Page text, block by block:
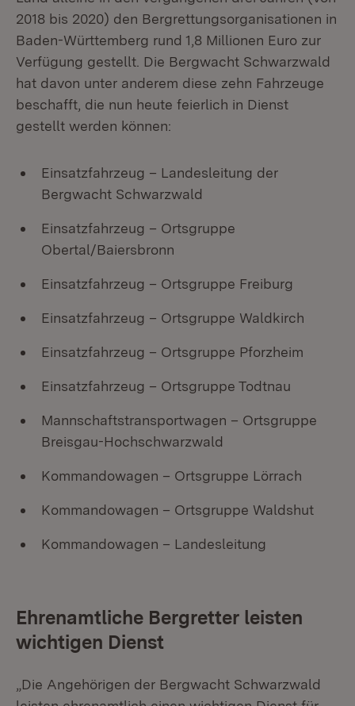
2018 bis 2020) den Bergrettungsorganisationen in
Baden-Württemberg rund 1,8 Millionen Euro zur
Verfügung gestellt. Die Bergwacht Schwarzwald
hat davon unter anderem diese zehn Fahrzeuge
beschafft, die nun heute feierlich in Dienst
gestellt werden können:
Einsatzfahrzeug – Landesleitung der
Bergwacht Schwarzwald
Einsatzfahrzeug – Ortsgruppe
Obertal/Baiersbronn
Einsatzfahrzeug – Ortsgruppe Freiburg
Einsatzfahrzeug – Ortsgruppe Waldkirch
Einsatzfahrzeug – Ortsgruppe Pforzheim
Einsatzfahrzeug – Ortsgruppe Todtnau
Mannschaftstransportwagen – Ortsgruppe
Breisgau-Hochschwarzwald
Kommandowagen – Ortsgruppe Lörrach
Kommandowagen – Ortsgruppe Waldshut
Kommandowagen – Landesleitung
Ehrenamtliche Bergretter leisten
wichtigen Dienst
„Die Angehörigen der Bergwacht Schwarzwald